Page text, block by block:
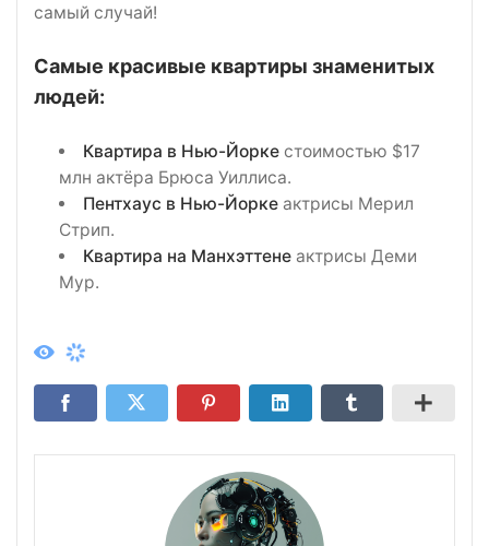
самый случай!
Самые красивые квартиры знаменитых
людей:
Квартира в Нью-Йоркестоимостью $17
млн актёра Брюса Уиллиса.
Пентхаус в Нью-Йоркеактрисы Мерил
Стрип.
Квартира на Манхэттенеактрисы Деми
Мур.